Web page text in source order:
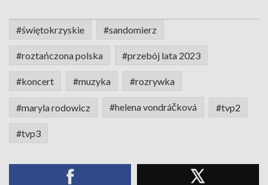
#świętokrzyskie #sandomierz
#roztańczona polska #przebój lata 2023
#koncert #muzyka #rozrywka
#maryla rodowicz #helena vondráčková #tvp2
#tvp3